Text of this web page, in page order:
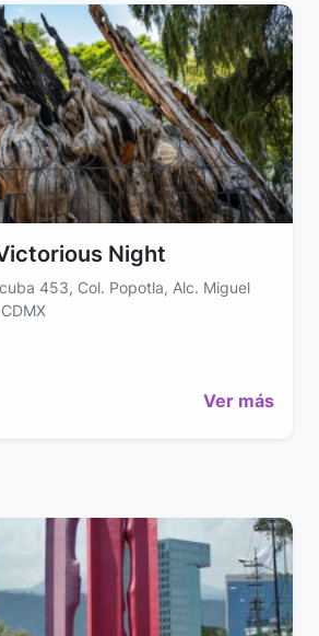
Night
453, Col. Popotla, Alc. Miguel
Ver más